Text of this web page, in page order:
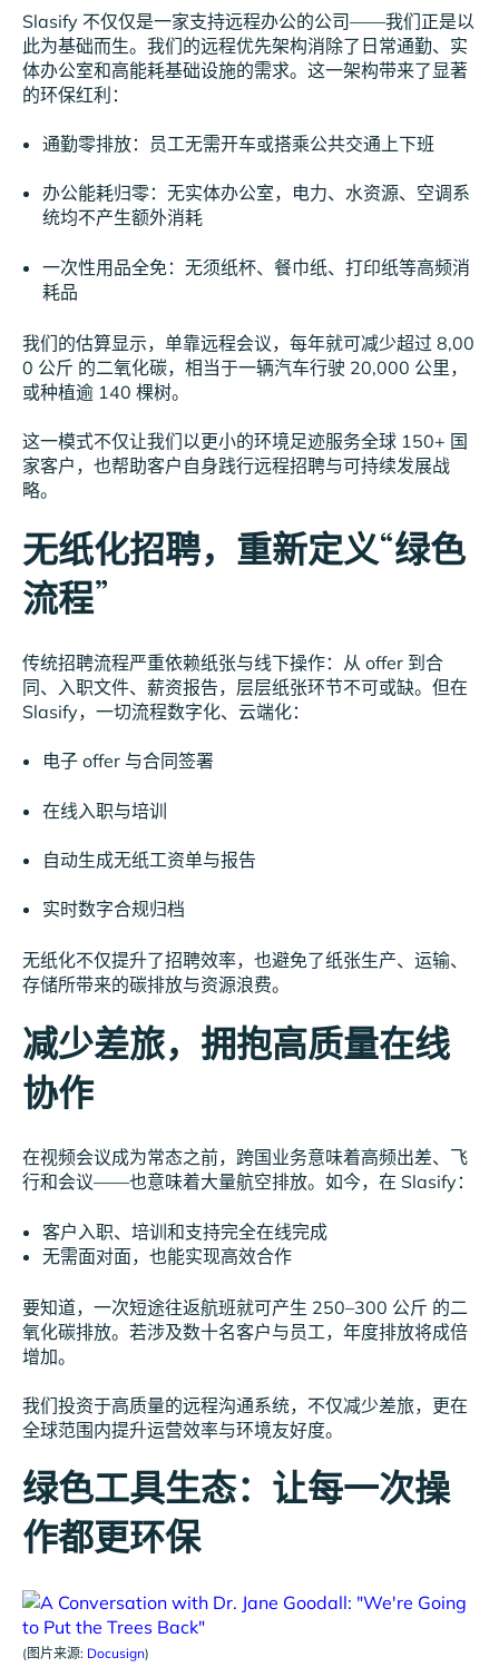
Slasify 不仅仅是一家支持远程办公的公司——我们正是以
此为基础而生。我们的远程优先架构消除了日常通勤、实
体办公室和高能耗基础设施的需求。这一架构带来了显著
的环保红利：
通勤零排放：员工无需开车或搭乘公共交通上下班
办公能耗归零：无实体办公室，电力、水资源、空调系
统均不产生额外消耗
一次性用品全免：无须纸杯、餐巾纸、打印纸等高频消
耗品
我们的估算显示，单靠远程会议，每年就可减少超过 8,00
0 公斤 的二氧化碳，相当于一辆汽车行驶 20,000 公里，
或种植逾 140 棵树。
这一模式不仅让我们以更小的环境足迹服务全球 150+ 国
家客户，也帮助客户自身践行远程招聘与可持续发展战
略。
无纸化招聘，重新定义“绿色
流程”
传统招聘流程严重依赖纸张与线下操作：从 offer 到合
同、入职文件、薪资报告，层层纸张环节不可或缺。但在
Slasify，一切流程数字化、云端化：
电子 offer 与合同签署
在线入职与培训
自动生成无纸工资单与报告
实时数字合规归档
无纸化不仅提升了招聘效率，也避免了纸张生产、运输、
存储所带来的碳排放与资源浪费。
减少差旅，拥抱高质量在线
协作
在视频会议成为常态之前，跨国业务意味着高频出差、飞
行和会议——也意味着大量航空排放。如今，在 Slasify：
客户入职、培训和支持完全在线完成
无需面对面，也能实现高效合作
要知道，一次短途往返航班就可产生 250–300 公斤 的二
氧化碳排放。若涉及数十名客户与员工，年度排放将成倍
增加。
我们投资于高质量的远程沟通系统，不仅减少差旅，更在
全球范围内提升运营效率与环境友好度。
绿色工具生态：让每一次操
作都更环保
(图片来源: Docusign)